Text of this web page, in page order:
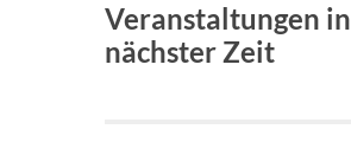
Veranstaltungen in
nächster Zeit